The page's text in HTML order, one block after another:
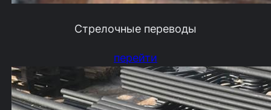
Стрелочные переводы
перейти